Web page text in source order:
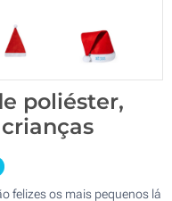
poliéster,
felizes os mais pequenos lá